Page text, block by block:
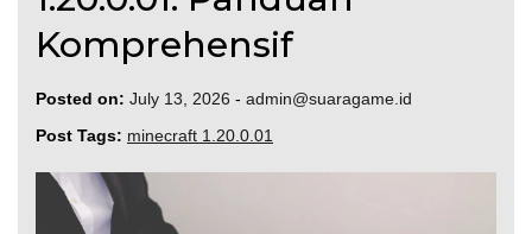
Komprehensif
Posted on: July 13, 2026 - admin@suaragame.id
Post Tags: minecraft 1.20.0.01